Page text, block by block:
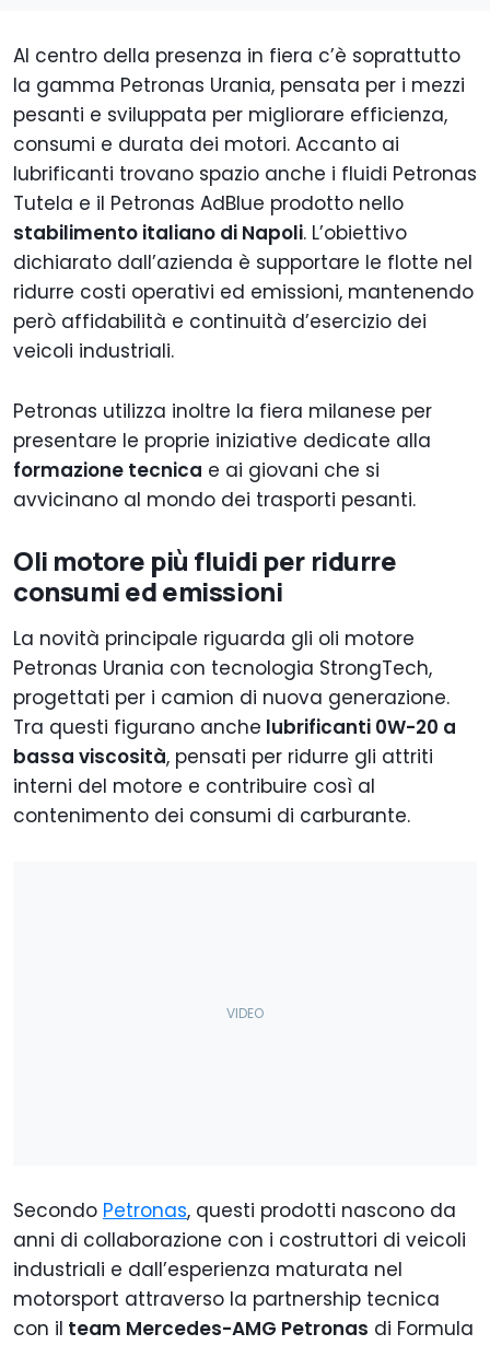
Al centro della presenza in fiera c’è soprattutto
la gamma Petronas Urania, pensata per i mezzi
pesanti e sviluppata per migliorare efficienza,
consumi e durata dei motori. Accanto ai
lubrificanti trovano spazio anche i fluidi Petronas
Tutela e il Petronas AdBlue prodotto nello
stabilimento italiano di Napoli. L’obiettivo
dichiarato dall’azienda è supportare le flotte nel
ridurre costi operativi ed emissioni, mantenendo
però affidabilità e continuità d’esercizio dei
veicoli industriali.
Petronas utilizza inoltre la fiera milanese per
presentare le proprie iniziative dedicate alla
formazione tecnica e ai giovani che si
avvicinano al mondo dei trasporti pesanti.
Oli motore più fluidi per ridurre
consumi ed emissioni
La novità principale riguarda gli oli motore
Petronas Urania con tecnologia StrongTech,
progettati per i camion di nuova generazione.
Tra questi figurano anche lubrificanti 0W-20 a
bassa viscosità, pensati per ridurre gli attriti
interni del motore e contribuire così al
contenimento dei consumi di carburante.
Secondo Petronas, questi prodotti nascono da
anni di collaborazione con i costruttori di veicoli
industriali e dall’esperienza maturata nel
motorsport attraverso la partnership tecnica
con il team Mercedes-AMG Petronas di Formula